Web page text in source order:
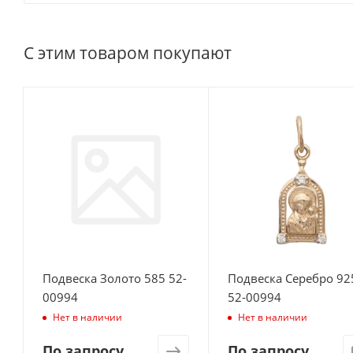
С этим товаром покупают
Подвеска Золото 585 52-
00994
Нет в наличии
Подвеска Серебро
52-00994
Нет в наличии